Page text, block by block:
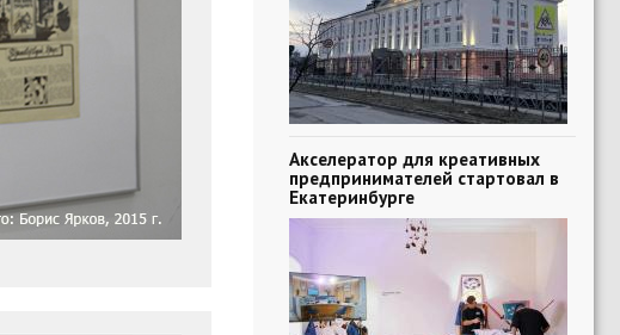
Акселератор для креативных
предпринимателей стартовал в
Екатеринбурге